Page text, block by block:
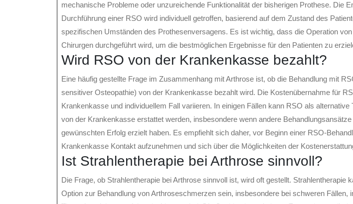
mechanische Probleme oder unzureichende Funktionalität der bisherigen Prothese. Die
Durchführung einer RSO wird individuell getroffen, basierend auf dem Zustand des
spezifischen Umständen des Prothesenversagens. Es ist wichtig, dass die Operation
Chirurgen durchgeführt wird, um die bestmöglichen Ergebnisse für den Patienten zu
Wird RSO von der Krankenkasse bezahlt?
Eine häufig gestellte Frage im Zusammenhang mit Arthrose ist, ob die Behandlung mit
sensitiver Osteopathie) von der Krankenkasse bezahlt wird. Die Kostenübernahme für
Krankenkasse und individuellem Fall variieren. In einigen Fällen kann RSO als alternative
von der Krankenkasse erstattet werden, insbesondere wenn andere
gewünschten Erfolg erzielt haben. Es empfiehlt sich daher, vor Beginn einer RSO-
Krankenkasse Kontakt aufzunehmen und sich über die Möglichkeiten der
Ist Strahlentherapie bei Arthrose sinnvoll?
Die Frage, ob Strahlentherapie bei Arthrose sinnvoll ist, wird oft gestellt. Strahlentherapie
Option zur Behandlung von Arthroseschmerzen sein, insbesondere bei schweren Fällen,